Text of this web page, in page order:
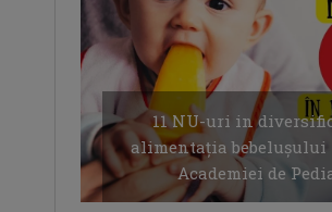
11 NU-uri in
alimentația bebelușului
Academiei de